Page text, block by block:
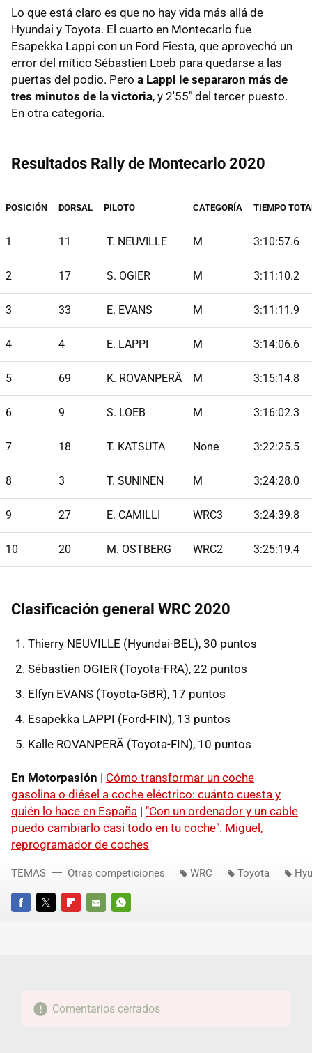
Lo que está claro es que no hay vida más allá de
Hyundai y Toyota. El cuarto en Montecarlo fue
Esapekka Lappi con un Ford Fiesta, que aprovechó un
error del mítico Sébastien Loeb para quedarse a las
puertas del podio. Pero a Lappi le separaron más de
tres minutos de la victoria, y 2'55" del tercer puesto.
En otra categoría.
Resultados Rally de Montecarlo 2020
POSICIÓN DORSAL PILOTO CATEGORÍA TIEMPO
1 11 T. NEUVILLE M 3:10:57.6
2 17 S. OGIER M 3:11:10.2
3 33 E. EVANS M 3:11:11.9
4 4 E. LAPPI M 3:14:06.6
5 69 K. ROVANPERÄ M 3:15:14.8
6 9 S. LOEB M 3:16:02.3
7 18 T. KATSUTA None 3:22:25.5
8 3 T. SUNINEN M 3:24:28.0
9 27 E. CAMILLI WRC3 3:24:39.8
10 20 M. OSTBERG WRC2 3:25:19.4
Clasificación general WRC 2020
Thierry NEUVILLE (Hyundai-BEL), 30 puntos
Sébastien OGIER (Toyota-FRA), 22 puntos
Elfyn EVANS (Toyota-GBR), 17 puntos
Esapekka LAPPI (Ford-FIN), 13 puntos
Kalle ROVANPERÄ (Toyota-FIN), 10 puntos
En Motorpasión | Cómo transformar un coche
gasolina o diésel a coche eléctrico: cuánto cuesta y
quién lo hace en España | "Con un ordenador y un cable
puedo cambiarlo casi todo en tu coche". Miguel,
reprogramador de coches
FACEBOOKTWITTERFLIPBOARD
E-
WHATSAPP
TEMAS Otras competiciones WRC Toyota
Comentarios cerrados